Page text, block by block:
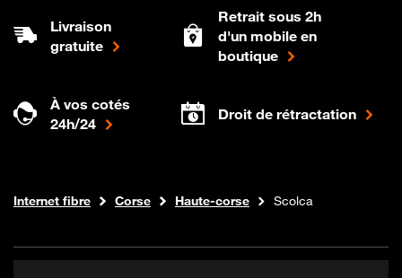
Livraison
gratuite
Retrait sous 2h
d'un mobile en
boutique
À vos cotés
24h/24
Droit de rétractation
Boutique Orange
Internet fibre Corse Haute-corse Scolca